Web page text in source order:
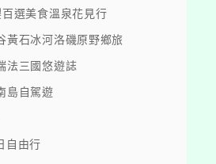
選美食溫泉花見行
黃石冰河洛磯原野鄉旅
法三國悠遊誌
島自駕遊
自由行